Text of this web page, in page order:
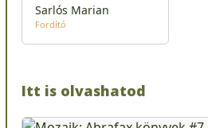
Sarlós Marian
Fordító
Itt is olvashatod